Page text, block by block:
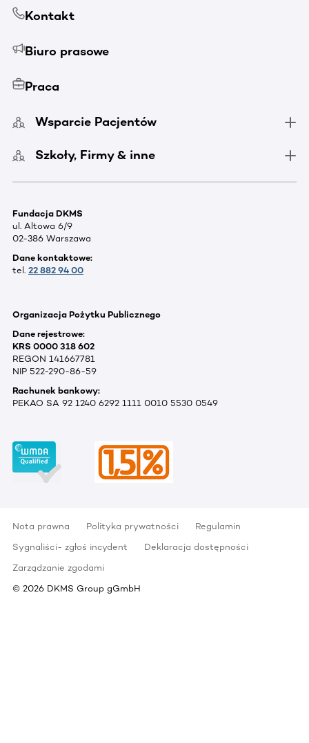
Kontakt
Biuro prasowe
Praca
Wsparcie Pacjentów
Szkoły, Firmy & inne
Fundacja DKMS
ul. Altowa 6/9
02-386 Warszawa
Dane kontaktowe:
tel. 22 882 94 00
Organizacja Pożytku Publicznego
Dane rejestrowe:
KRS 0000 318 602
REGON 141667781
NIP 522-290-86-59
Rachunek bankowy:
PEKAO SA 92 1240 6292 1111 0010 5530 0549
Nota prawna Polityka prywatności
Regulamin
Sygnaliści- zgłoś incydent
Deklaracja dostępności
Zarządzanie zgodami
© 2026 DKMS Group gGmbH